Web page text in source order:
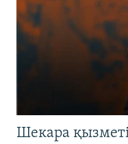
Шекара